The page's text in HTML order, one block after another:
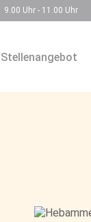
Uhr - 11.00 Uhr
Stellenangebot